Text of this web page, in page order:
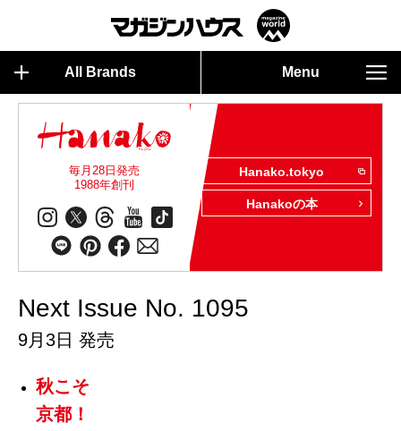
All Brands Menu
毎月28日発売
1988年創刊
Hanako.tokyo
Hanakoの本
Next Issue No. 1095
9月3日 発売
秋こそ
京都！